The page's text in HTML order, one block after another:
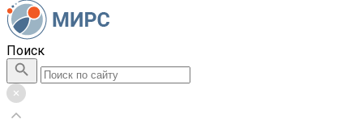
Поиск